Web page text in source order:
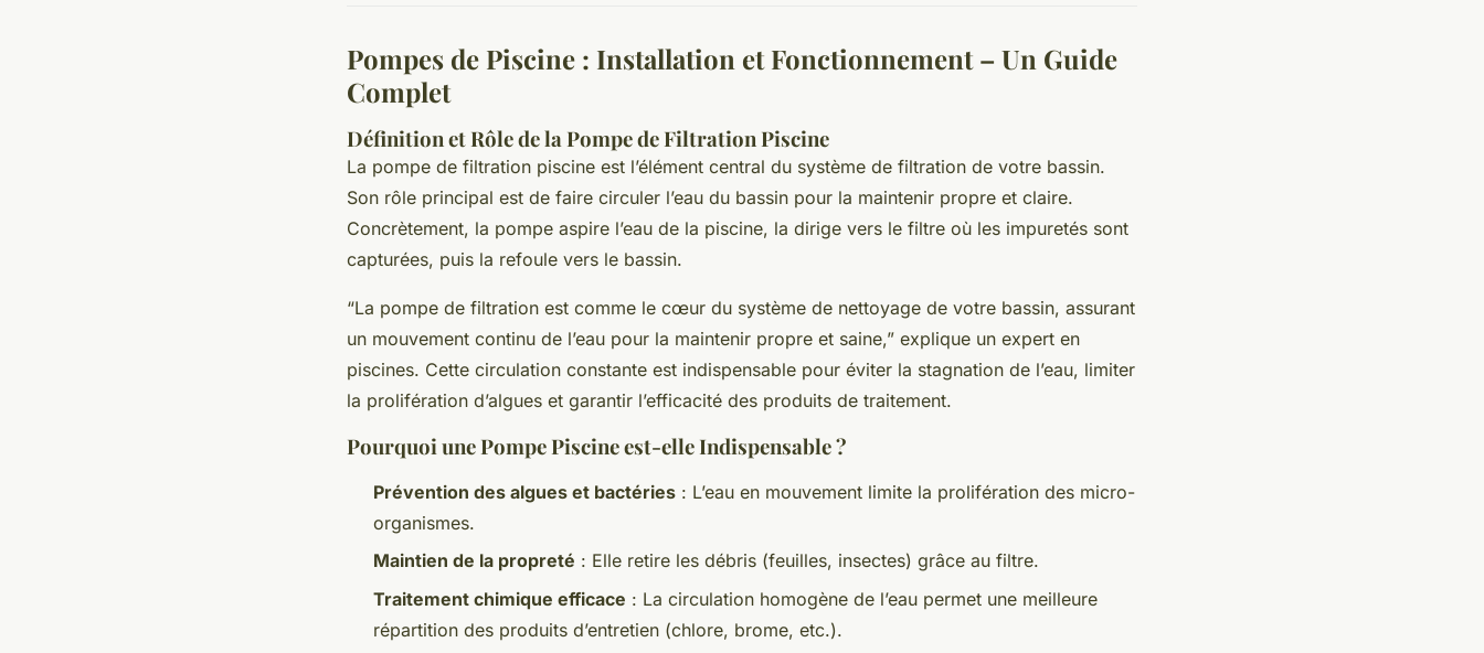
Pompes de Piscine : Installation et Fonctionnement – Un Guide
Complet
Définition et Rôle de la Pompe de Filtration Piscine
La pompe de filtration piscine est l’élément central du système de filtration de votre bassin.
Son rôle principal est de faire circuler l’eau du bassin pour la maintenir propre et claire.
Concrètement, la pompe aspire l’eau de la piscine, la dirige vers le filtre où les impuretés sont
capturées, puis la refoule vers le bassin.
“La pompe de filtration est comme le cœur du système de nettoyage de votre bassin, assurant
un mouvement continu de l’eau pour la maintenir propre et saine,” explique un expert en
piscines. Cette circulation constante est indispensable pour éviter la stagnation de l’eau, limiter
la prolifération d’algues et garantir l’efficacité des produits de traitement.
Pourquoi une Pompe Piscine est-elle Indispensable ?
Prévention des algues et bactéries : L’eau en mouvement limite la prolifération des micro-
organismes.
Maintien de la propreté : Elle retire les débris (feuilles, insectes) grâce au filtre.
Traitement chimique efficace : La circulation homogène de l’eau permet une meilleure
répartition des produits d’entretien (chlore, brome, etc.).